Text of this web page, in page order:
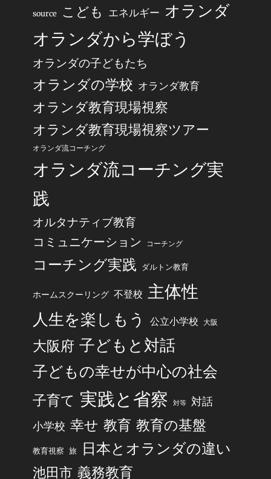
source こども エネルギー オランダ
オランダから学ぼう
オランダの子どもたち
オランダの学校 オランダ教育
オランダ教育現場視察
オランダ教育現場視察ツアー
オランダ流コーチング
オランダ流コーチング実
践
オルタナティブ教育
コミュニケーション コーチング
コーチング実践 ダルトン教育
ホームスクーリング 不登校 主体性
人生を楽しもう 公立小学校 大阪
大阪府 子どもと対話
子どもの幸せが中心の社会
子育て 実践と省察 対等 対話
小学校 幸せ 教育 教育の基盤
教育視察 旅 日本とオランダの違い
池田市 義務教育